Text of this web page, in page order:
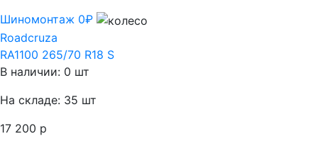
Шиномонтаж 0₽
Roadcruza
RA1100 265/70 R18 S
В наличии: 0 шт
На складе: 35 шт
17 200 р